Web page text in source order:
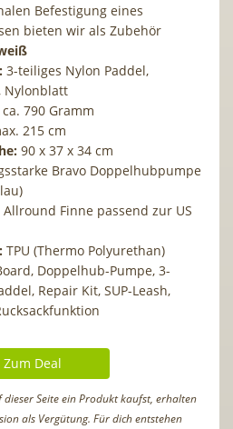
Befestigung eines
bieten wir als Zubehör
3-teiliges Nylon Paddel,
Nylonblatt
ca. 790 Gramm
215 cm
: 90 x 37 x 34 cm
Bravo Doppelhubpumpe
Allround Finne passend zur US
TPU (Thermo Polyurethan)
Doppelhub-Pumpe, 3-
Repair Kit, SUP-Leash,
Zum Deal
Seite ein Produkt kaufst, erhalten
als Vergütung. Für dich entstehen